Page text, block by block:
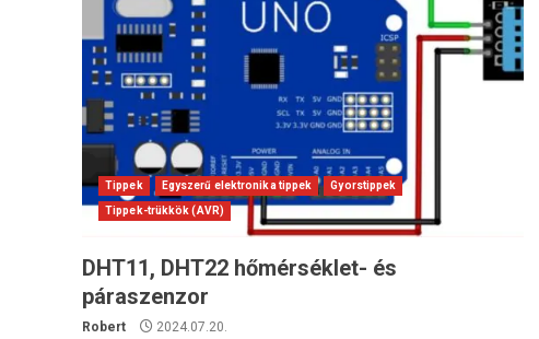
Tippek Egyszerű elektronika tippek Gyorstippek
Tippek-trükkök (AVR)
DHT11, DHT22 hőmérséklet- és
páraszenzor
Robert 2024.07.20.